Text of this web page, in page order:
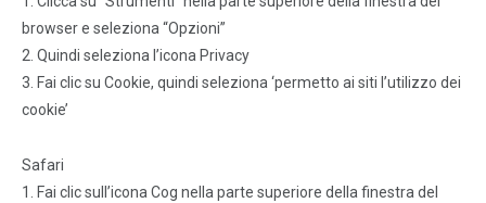
browser e seleziona “Opzioni”
2. Quindi seleziona l’icona Privacy
3. Fai clic su Cookie, quindi seleziona ‘permetto ai siti l’utilizzo dei
cookie’
Safari
1. Fai clic sull’icona Cog nella parte superiore della finestra del